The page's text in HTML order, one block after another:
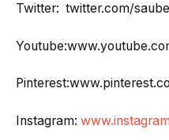
Twitter: twitter.com/
Instagram: